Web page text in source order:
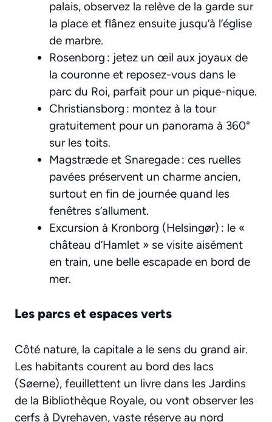
palais, observez la relève de la garde sur
la place et flânez ensuite jusqu’à l’église
de marbre.
Rosenborg : jetez un œil aux joyaux de
la couronne et reposez-vous dans le
parc du Roi, parfait pour un pique-nique.
Christiansborg : montez à la tour
gratuitement pour un panorama à 360°
sur les toits.
Magstræde et Snaregade : ces ruelles
pavées préservent un charme ancien,
surtout en fin de journée quand les
fenêtres s’allument.
Excursion à Kronborg (Helsingør) : le «
château d’Hamlet » se visite aisément
en train, une belle escapade en bord de
mer.
Les parcs et espaces verts
Côté nature, la capitale a le sens du grand air.
Les habitants courent au bord des lacs
(Søerne), feuillettent un livre dans les Jardins
de la Bibliothèque Royale, ou vont observer les
cerfs à Dyrehaven, vaste réserve au nord